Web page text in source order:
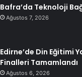
Bafra’da Teknoloji
Ağustos 7, 2026
Edirne’de Din Eğitimi
Finalleri Tamamlandı
Ağustos 6, 2026